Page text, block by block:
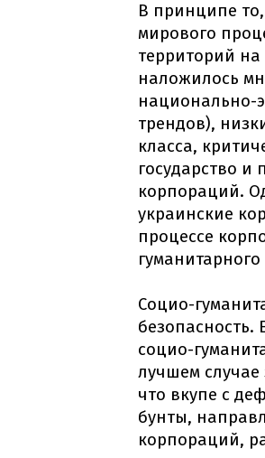
В принципе
мирового
территорий
наложилось
национально-
трендов),
класса,
государство и
корпораций.
украинские
процессе
Социо-
социо-
лучшем случае
что вкупе с
бунты,
корпораций,